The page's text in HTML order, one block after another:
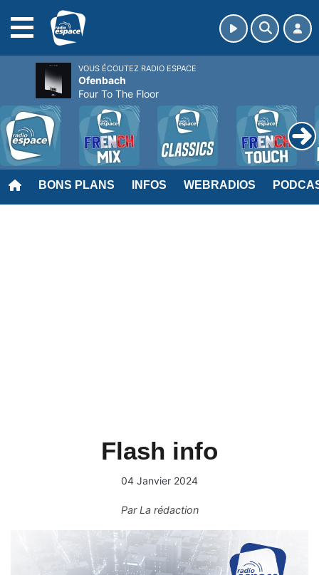
BONS PLANS INFOS WEBRADIOS
Flash info
04 Janvier 2024
ParLa rédaction
VOUS ÉCOUTEZ RADIO ESPACE
Ofenbach
Four To The Floor